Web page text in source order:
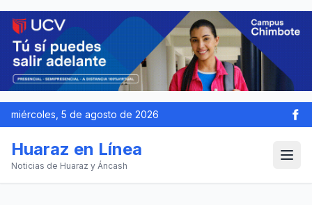
miércoles, 5 de agosto de 2026
Huaraz en Línea
Noticias de Huaraz y Áncash